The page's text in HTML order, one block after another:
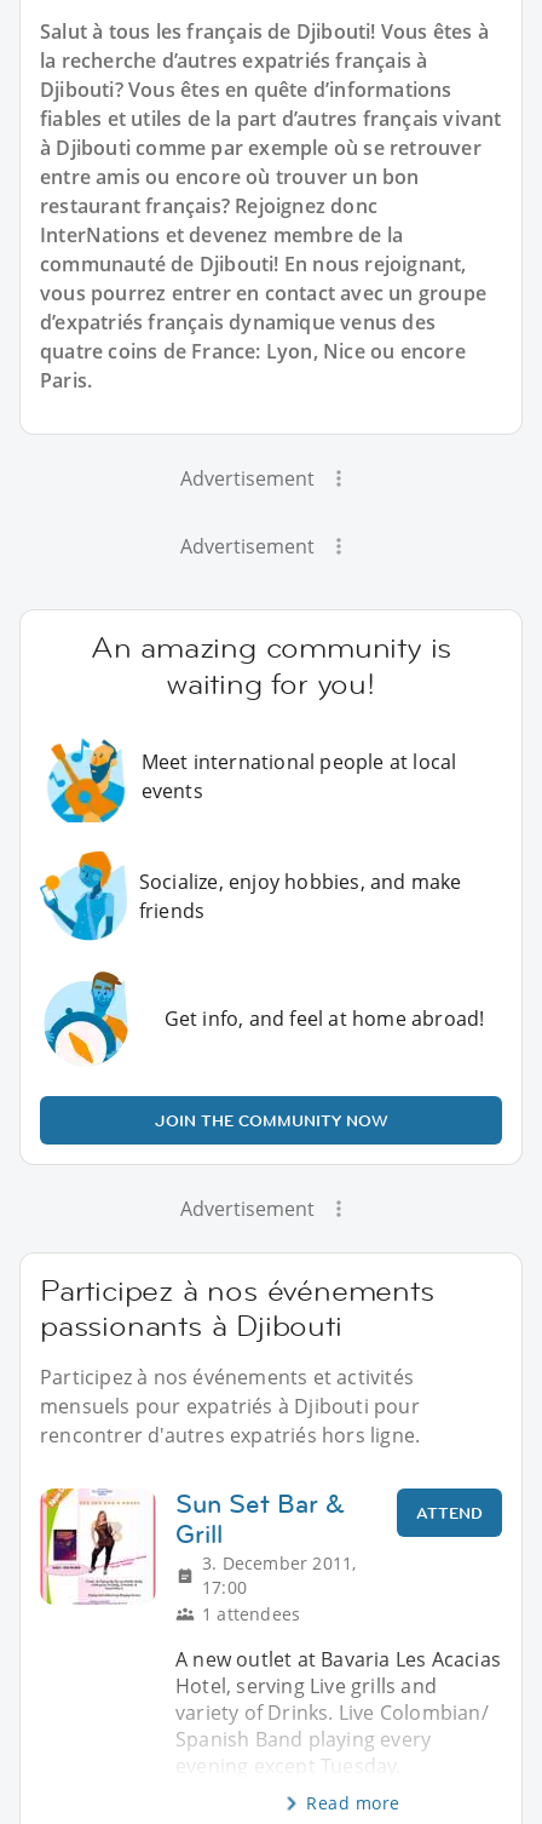
Salut à tous les français de Djibouti! Vous êtes à
la recherche d’autres expatriés français à
Djibouti? Vous êtes en quête d’informations
fiables et utiles de la part d’autres français vivant
à Djibouti comme par exemple où se retrouver
entre amis ou encore où trouver un bon
restaurant français? Rejoignez donc
InterNations et devenez membre de la
communauté de Djibouti! En nous rejoignant,
vous pourrez entrer en contact avec un groupe
d’expatriés français dynamique venus des
quatre coins de France: Lyon, Nice ou encore
Paris.
Advertisement
Advertisement
An amazing community is
waiting for you!
Meet international people at local
events
Socialize, enjoy hobbies, and make
friends
Get info, and feel at home abroad!
JOIN THE COMMUNITY NOW
Advertisement
Participez à nos événements
passionants à Djibouti
Participez à nos événements et activités
mensuels pour expatriés à Djibouti pour
rencontrer d'autres expatriés hors ligne.
Sun Set Bar &
Grill
3. December 2011,
17:00
1 attendees
ATTEND
A new outlet at Bavaria Les Acacias
Hotel, serving Live grills and
variety of Drinks. Live Colombian/
Spanish Band playing every
evening except Tuesday.
Read more